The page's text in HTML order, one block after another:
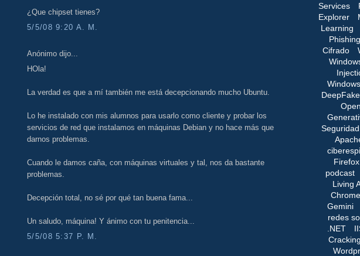
¿Que chipset tienes?
5/5/08 9:20 A. M.
Anónimo dijo...
HOla!
La verdad es que a mí también me está decepcionando mucho Ubuntu.
Lo he instalado con mis alumnos para usarlo como cliente y probar los
servicios de red que instalamos en máquinas Debian y no hace más que
darnos problemas.
Cuando le damos caña, con máquinas virtuales y tal, nos da bastante
problemas.
Decepción total, no sé por qué tan buena fama...
Un saludo, máquina! Y ánimo con tu penitencia...
5/5/08 5:37 P. M.
Services
Explorer
Learning
Phishing
Cifrado
Firefox
podcast
Living
Chrome
Gemini
redes
.NET
Cracking